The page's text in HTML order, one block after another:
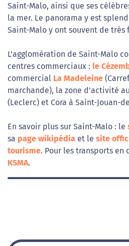
Saint-Malo, ainsi que ses
la mer. Le panorama y est
Saint-Malo y ont souvent de très
L'agglomération de Saint-Malo
centres commerciaux : le
commercial La Madeleine
marchande), la zone d'activité
(Leclerc) et Cora à Saint-Jouan-
En savoir plus sur Saint-Malo : le
sa page wikipédia et le site
tourisme. Pour les transports en
KSMA.